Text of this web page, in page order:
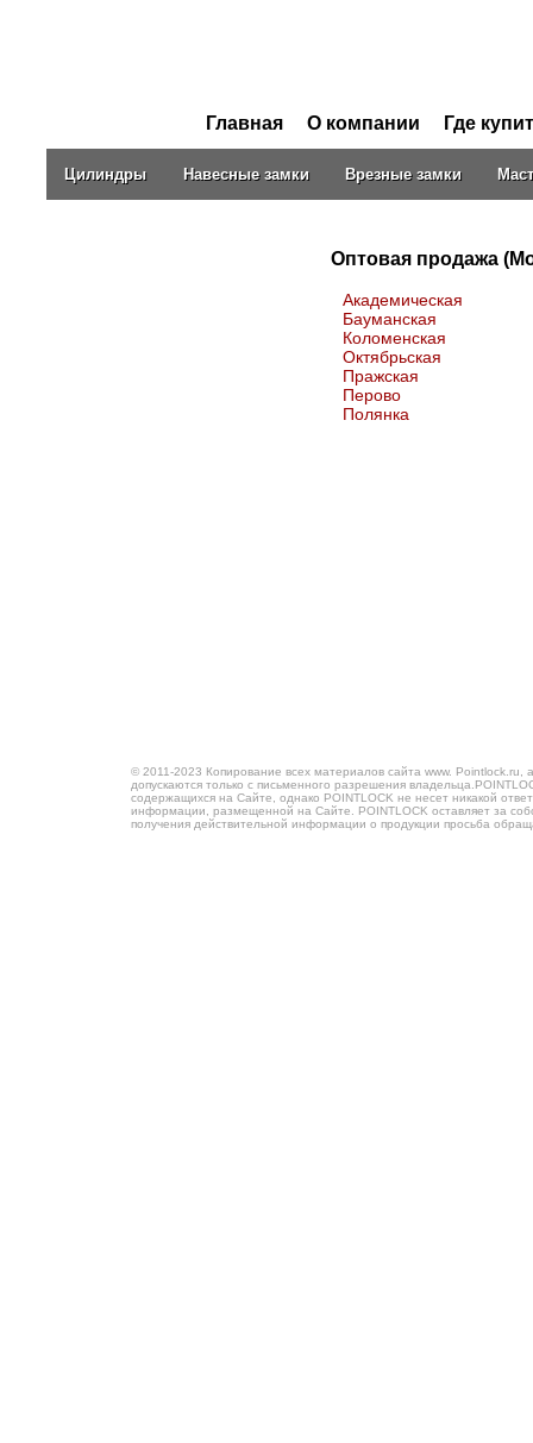
Главная О компании Где
Цилиндры Навесные замки Врезные замки
Оптовая продажа
Академическая
Бауманская
Коломенская
Октябрьская
Пражская
Перово
Полянка
© 2011-2023 Копирование всех материалов сайта www.
допускаются только с письменного разрешения
содержащихся на Сайте, однако POINTLOCK не несет никакой
информации, размещенной на Сайте. POINTLOCK оставляет за
получения действительной информации о продукции просьба